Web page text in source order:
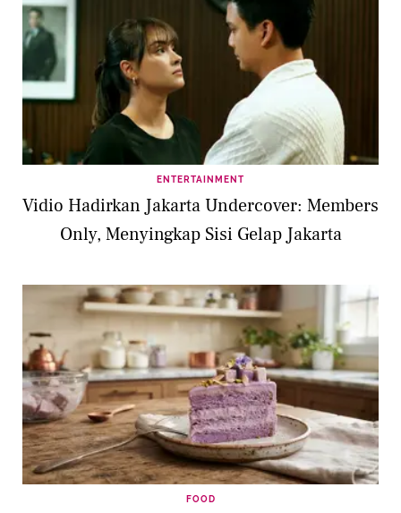
ENTERTAINMENT
Vidio Hadirkan Jakarta Undercover: Members
Only, Menyingkap Sisi Gelap Jakarta
FOOD